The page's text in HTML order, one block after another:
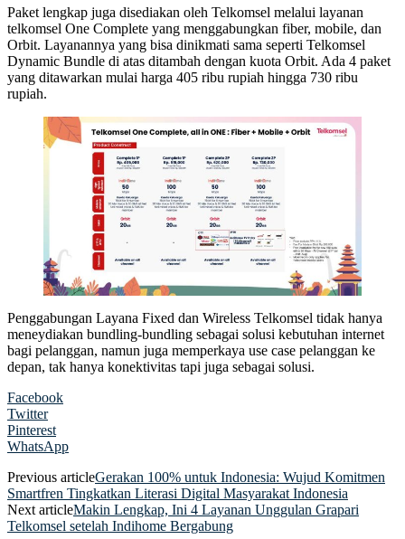
Paket lengkap juga disediakan oleh Telkomsel melalui layanan
telkomsel One Complete yang menggabungkan fiber, mobile, dan
Orbit. Layanannya yang bisa dinikmati sama seperti Telkomsel
Dynamic Bundle di atas ditambah dengan kuota Orbit. Ada 4 paket
yang ditawarkan mulai harga 405 ribu rupiah hingga 730 ribu
rupiah.
Penggabungan Layana Fixed dan Wireless Telkomsel tidak hanya
meneydiakan bundling-bundling sebagai solusi kebutuhan internet
bagi pelanggan, namun juga memperkaya use case pelanggan ke
depan, tak hanya konektivitas tapi juga sebagai solusi.
Facebook
Twitter
Pinterest
WhatsApp
Previous articleGerakan 100% untuk Indonesia: Wujud Komitmen
Smartfren Tingkatkan Literasi Digital Masyarakat Indonesia
Next articleMakin Lengkap, Ini 4 Layanan Unggulan Grapari
Telkomsel setelah Indihome Bergabung